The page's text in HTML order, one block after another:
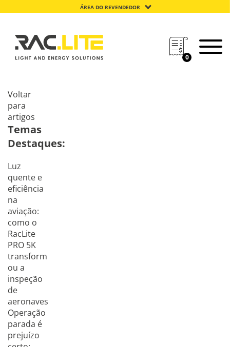
ÁREA DO REVENDEDOR
0
Voltar
para
artigos
Temas
Destaques:
Luz
quente e
eficiência
na
aviação:
como o
RacLite
PRO 5K
transform
ou a
inspeção
de
aeronaves
Operação
parada é
prejuízo